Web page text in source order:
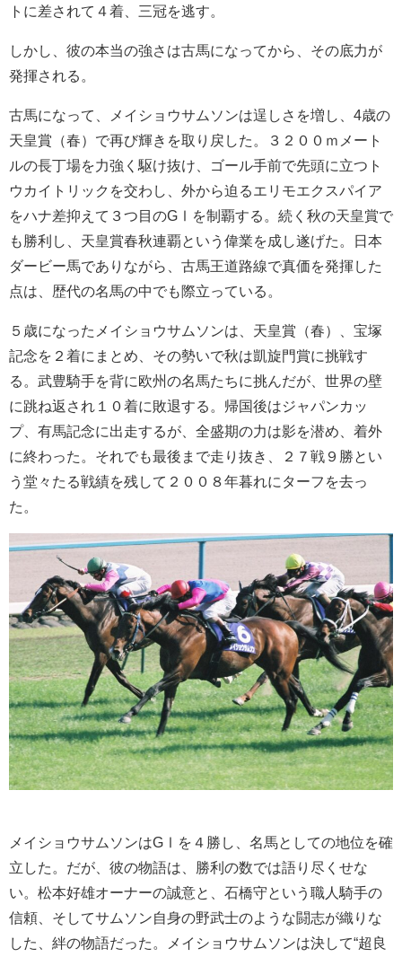
トに差されて４着、三冠を逃す。
しかし、彼の本当の強さは古馬になってから、その底力が
発揮される。
古馬になって、メイショウサムソンは逞しさを増し、4歳の
天皇賞（春）で再び輝きを取り戻した。３２００ｍメート
ルの長丁場を力強く駆け抜け、ゴール手前で先頭に立つト
ウカイトリックを交わし、外から迫るエリモエクスパイア
をハナ差抑えて３つ目のGⅠを制覇する。続く秋の天皇賞で
も勝利し、天皇賞春秋連覇という偉業を成し遂げた。日本
ダービー馬でありながら、古馬王道路線で真価を発揮した
点は、歴代の名馬の中でも際立っている。
５歳になったメイショウサムソンは、天皇賞（春）、宝塚
記念を２着にまとめ、その勢いで秋は凱旋門賞に挑戦す
る。武豊騎手を背に欧州の名馬たちに挑んだが、世界の壁
に跳ね返され１０着に敗退する。帰国後はジャパンカッ
プ、有馬記念に出走するが、全盛期の力は影を潜め、着外
に終わった。それでも最後まで走り抜き、２７戦９勝とい
う堂々たる戦績を残して２００８年暮れにターフを去っ
た。
メイショウサムソンはGⅠを４勝し、名馬としての地位を確
立した。だが、彼の物語は、勝利の数では語り尽くせな
い。松本好雄オーナーの誠意と、石橋守という職人騎手の
信頼、そしてサムソン自身の野武士のような闘志が織りな
した、絆の物語だった。メイショウサムソンは決して“超良